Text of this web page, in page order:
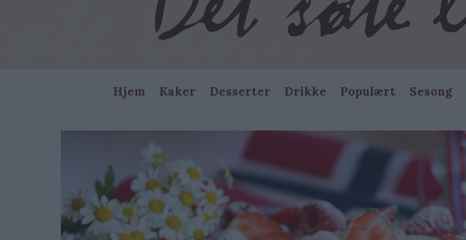
Main
navigation
Hjem Kaker Desserter Drikke Populært Sesong